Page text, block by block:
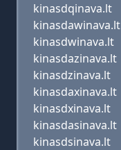
kinasdqinava.lt
kinasdawinava.lt
kinasdwinava.lt
kinasdazinava.lt
kinasdzinava.lt
kinasdaxinava.lt
kinasdxinava.lt
kinasdasinava.lt
kinasdsinava.lt